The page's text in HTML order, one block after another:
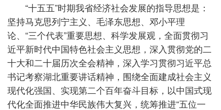
“十五五”时期我省经济社会发展的指导思想是：
坚持马克思列宁主义、毛泽东思想、邓小平理
论、“三个代表”重要思想、科学发展观，全面贯彻习
近平新时代中国特色社会主义思想，深入贯彻党的二
十大和二十届历次全会精神，深入学习贯彻习近平总
书记考察湖北重要讲话精神，围绕全面建成社会主义
现代化强国、实现第二个百年奋斗目标，以中国式现
代化全面推进中华民族伟大复兴，统筹推进“五位一